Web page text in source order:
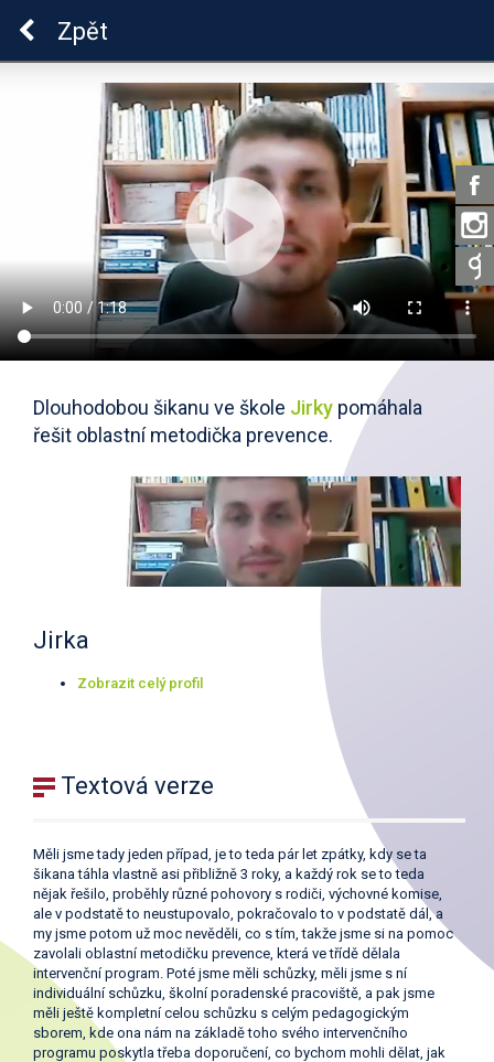
Zpět
Dlouhodobou šikanu ve škole Jirky pomáhala
řešit oblastní metodička prevence.
Jirka
Zobrazit celý profil
Textová verze
Měli jsme tady jeden případ, je to teda pár let zpátky, kdy se ta
šikana táhla vlastně asi přibližně 3 roky, a každý rok se to teda
nějak řešilo, proběhly různé pohovory s rodiči, výchovné komise,
ale v podstatě to neustupovalo, pokračovalo to v podstatě dál, a
my jsme potom už moc nevěděli, co s tím, takže jsme si na pomoc
zavolali oblastní metodičku prevence, která ve třídě dělala
intervenční program. Poté jsme měli schůzky, měli jsme s ní
individuální schůzku, školní poradenské pracoviště, a pak jsme
měli ještě kompletní celou schůzku s celým pedagogickým
sborem, kde ona nám na základě toho svého intervenčního
programu poskytla třeba doporučení, co bychom mohli dělat, jak